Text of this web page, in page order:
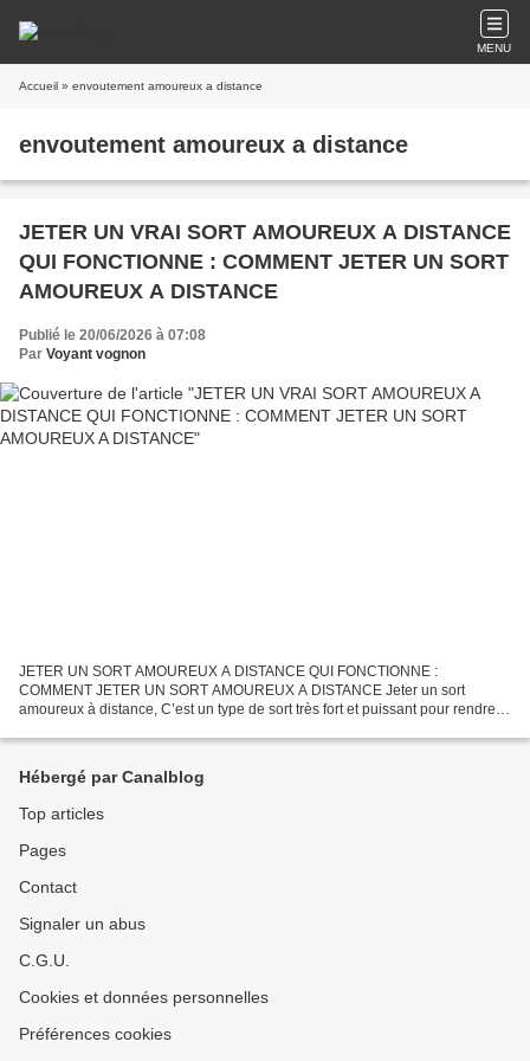
MENU
Accueil » envoutement amoureux a distance
envoutement amoureux a distance
JETER UN VRAI SORT AMOUREUX A DISTANCE
QUI FONCTIONNE : COMMENT JETER UN SORT
AMOUREUX A DISTANCE
Publié le 20/06/2026 à 07:08
Par Voyant vognon
JETER UN SORT AMOUREUX A DISTANCE QUI FONCTIONNE :
COMMENT JETER UN SORT AMOUREUX A DISTANCE Jeter un sort
amoureux à distance, C’est un type de sort très fort et puissant pour rendre
Hébergé par Canalblog
Top articles
Pages
Contact
Signaler un abus
C.G.U.
Cookies et données personnelles
Préférences cookies